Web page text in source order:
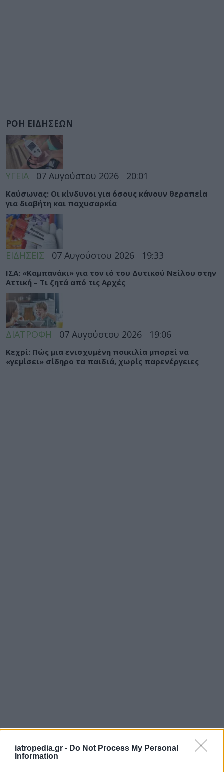
iatropedia.gr - Do Not Process My Personal
Information
ΡΟΗ ΕΙΔΗΣΕΩΝ
ΥΓΕΙΑ 07 Αυγούστου 2026 20:01
Καύσωνας: Οι κίνδυνοι για όσους κάνουν θεραπεία
για διαβήτη και παχυσαρκία
ΕΙΔΗΣΕΙΣ 07 Αυγούστου 2026 19:33
ΙΣΑ: «Καμπανάκι» για τον ιό του Δυτικού Νείλου στην
Αττική – Τι ζητά από τις Αρχές
ΔΙΑΤΡΟΦΗ 07 Αυγούστου 2026 19:06
Κεχρί: Πώς μια ενισχυμένη ποικιλία μπορεί να
«γεμίσει» σίδηρο τα παιδιά, χωρίς παρενέργειες